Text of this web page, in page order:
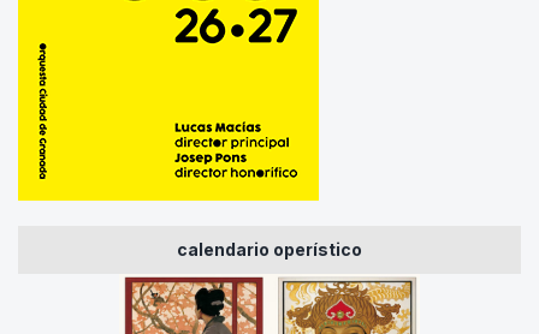
calendario operístico